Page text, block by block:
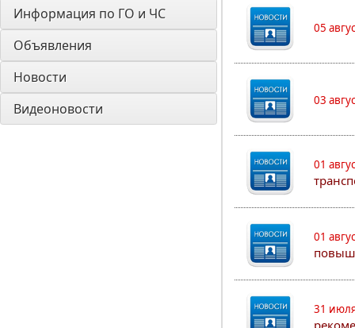
Информация по ГО и ЧС
Объявления
Новости
Видеоновости
05
03
01
01
31